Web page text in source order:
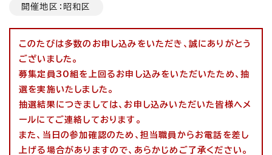
開催地区：昭和区
このたびは多数のお申し込みをいただき、誠にありがとう
ございました。
募集定員30組を上回るお申し込みをいただいたため、抽
選を実施いたしました。
抽選結果につきましては、お申し込みいただいた皆様へメ
ールにてご連絡しております。
また、当日の参加確認のため、担当職員からお電話を差し
上げる場合がありますので、あらかじめご了承ください。